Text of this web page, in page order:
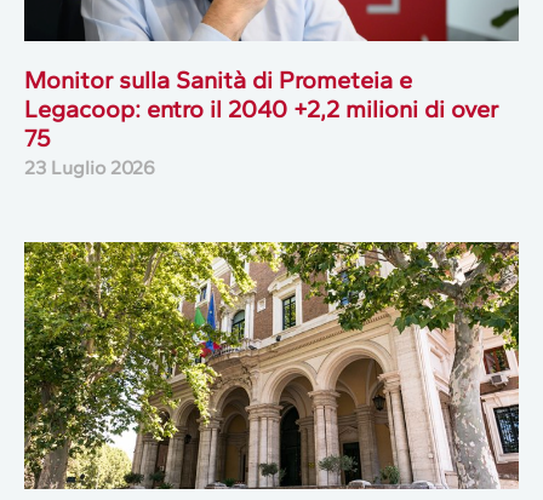
Monitor sulla Sanità di Prometeia e
Legacoop: entro il 2040 +2,2 milioni di over
75
23 Luglio 2026